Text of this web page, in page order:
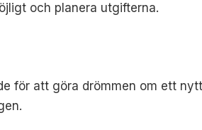
och planera utgifterna.
för att göra drömmen om ett